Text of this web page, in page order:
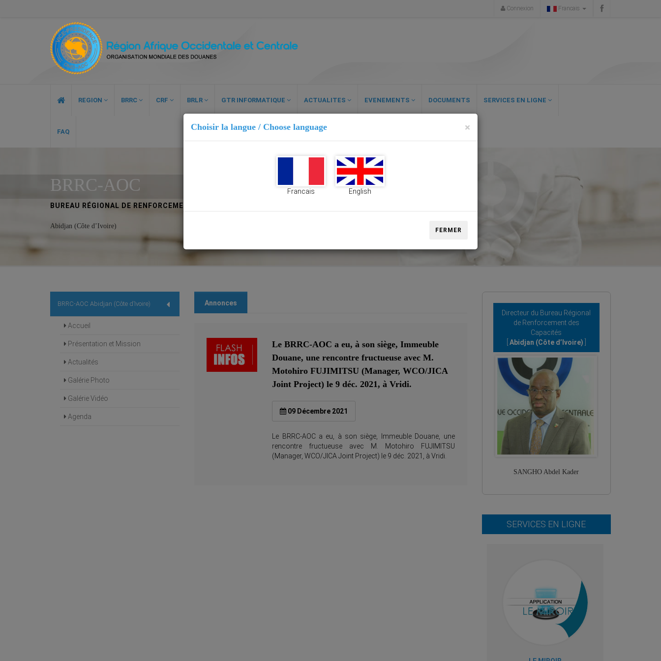
Connexion Francais
REGION BRRC CRF BRLR GTR INFORMATIQUE ACTUALITES EVENEMENTS DOCUMENTS SERVICES EN LIGNE
FAQ
BRRC-AOC
BUREAU RÉGIONAL DE RENFORCEMENT DES CAPACITÉS POUR L’AFRIQUE OCCIDENTALE ET CENTRALE
Abidjan (Côte d’Ivoire)
BRRC-AOC Abidjan (Côte d’Ivoire)
Accueil
Présentation et Mission
Actualités
Galérie Photo
Galérie Vidéo
Agenda
Annonces
Le BRRC-AOC a eu, à son siège, Immeuble
Douane, une rencontre fructueuse avec M.
Motohiro FUJIMITSU (Manager, WCO/JICA
Joint Project) le 9 déc. 2021, à Vridi.
09 Décembre 2021
Le BRRC-AOC a eu, à son siège, Immeuble Douane, une
rencontre fructueuse avec M. Motohiro FUJIMITSU
(Manager, WCO/JICA Joint Project) le 9 déc. 2021, à Vridi.
Directeur du Bureau Régional
de Renforcement des
Capacités
Abidjan (Côte d’Ivoire)
SANGHO Abdel Kader
SERVICES EN LIGNE
Choisir la langue / Choose language ×
Francais English
FERMER